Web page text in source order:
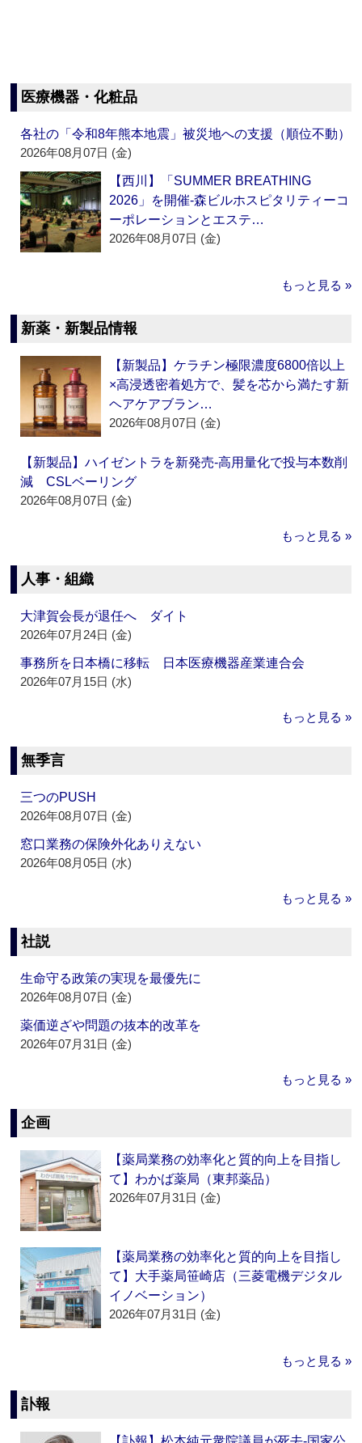
医療機器・化粧品
各社の「令和8年熊本地震」被災地への支援（順位不動）
2026年08月07日 (金)
【西川】「SUMMER BREATHING
2026」を開催‐森ビルホスピタリティーコ
ーポレーションとエステ…
2026年08月07日 (金)
もっと見る »
新薬・新製品情報
【新製品】ケラチン極限濃度6800倍以上
×高浸透密着処方で、髪を芯から満たす新
ヘアケアブラン…
2026年08月07日 (金)
【新製品】ハイゼントラを新発売‐高用量化で投与本数削
減 CSLベーリング
2026年08月07日 (金)
もっと見る »
人事・組織
大津賀会長が退任へ ダイト
2026年07月24日 (金)
事務所を日本橋に移転 日本医療機器産業連合会
2026年07月15日 (水)
もっと見る »
無季言
三つのPUSH
2026年08月07日 (金)
窓口業務の保険外化ありえない
2026年08月05日 (水)
もっと見る »
社説
生命守る政策の実現を最優先に
2026年08月07日 (金)
薬価逆ざや問題の抜本的改革を
2026年07月31日 (金)
もっと見る »
企画
【薬局業務の効率化と質的向上を目指し
て】わかば薬局（東邦薬品）
2026年07月31日 (金)
【薬局業務の効率化と質的向上を目指し
て】大手薬局笹崎店（三菱電機デジタル
イノベーション）
2026年07月31日 (金)
もっと見る »
訃報